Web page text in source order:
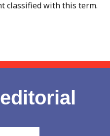
classified with this term.